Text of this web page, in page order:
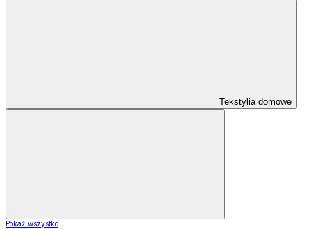
Tekstylia domowe
Pokaż wszystko